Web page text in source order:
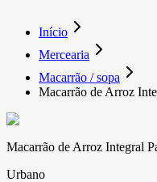
Início
Mercearia
Macarrão / sopa
Macarrão de Arroz
Macarrão de Arroz Integral
Urbano